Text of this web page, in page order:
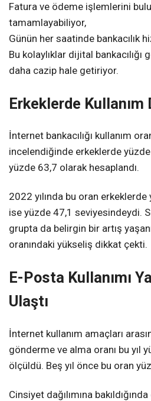
Fatura ve ödeme işlemlerini
tamamlayabiliyor,
Günün her saatinde bankacılık
Bu kolaylıklar dijital
daha cazip hale getiriyor.
Erkeklerde Kullanım
İnternet bankacılığı kullanım
incelendiğinde erkeklerde
yüzde 63,7 olarak hesaplandı.
2022 yılında bu oran
ise yüzde 47,1 seviyesindeydi.
grupta da belirgin bir artış
oranındaki yükseliş dikkat çekti.
E-Posta Kullanımı
Ulaştı
İnternet kullanım amaçları
gönderme ve alma oranı bu yıl
ölçüldü. Beş yıl önce bu oran
Cinsiyet dağılımına